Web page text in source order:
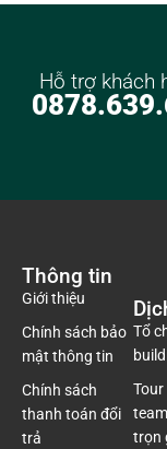
Hỗ trợ khách
Thông tin
Giới thiệu
Chính sách bảo
mật thông tin
Chính sách
thanh toán đổi
trả
Tổ
Tour
trọn